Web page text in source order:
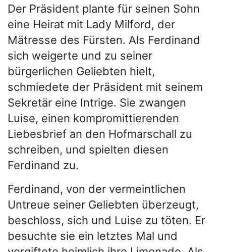
Der Präsident plante für seinen Sohn
eine Heirat mit Lady Milford, der
Mätresse des Fürsten. Als Ferdinand
sich weigerte und zu seiner
bürgerlichen Geliebten hielt,
schmiedete der Präsident mit seinem
Sekretär eine Intrige. Sie zwangen
Luise, einen kompromittierenden
Liebesbrief an den Hofmarschall zu
schreiben, und spielten diesen
Ferdinand zu.
Ferdinand, von der vermeintlichen
Untreue seiner Geliebten überzeugt,
beschloss, sich und Luise zu töten. Er
besuchte sie ein letztes Mal und